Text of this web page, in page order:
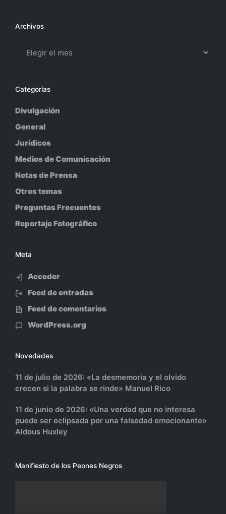
Archivos
Categorías
Divulgación
General
Jurídicos
Medios de Comunicación
Notas de Prensa
Otros temas
Preguntas Frecuentes
Reportaje Fotográfico
Meta
Acceder
Feed de entradas
Feed de comentarios
WordPress.org
Novedades
11 de julio de 2026: «La desmemoria y el olvido
crecen si la palabra se rinde» Manuel Rico
11 de junio de 2026: «Una verdad que no interesa
puede ser eclipsada por una falsedad emocionante»
Aldous Huxley
Manifiesto de los Peones Negros